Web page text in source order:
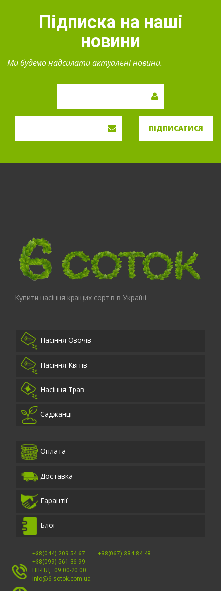
Підписка на наші
новини
Ми будемо надсилати актуальні новини.
ПІДПИСАТИСЯ
Купити насіння кращих сортів в Україні
Насіння Овочів
Насіння Квітів
Насіння Трав
Саджанці
Оплата
Доставка
Гарантії
Блог
+38(044) 209-54-67
+38(067) 334-84-48
+38(099) 561-36-99
ПН-НД : 09:00-20:00
info@6-sotok.com.ua